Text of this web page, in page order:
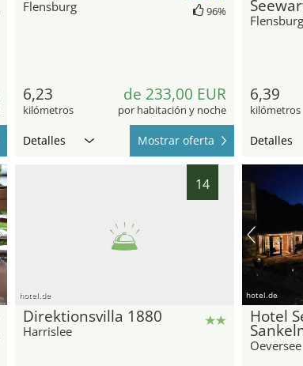
Flensburg 96%
6,23
kilómetros
de 233,00 EUR
por habitación y noche
Detalles Mostrar oferta
Flensburg
6,39
kilómetros
Detalles
14
hotel.de
Direktionsvilla 1880
Harrislee
hotel.de
Hotel
Oeversee